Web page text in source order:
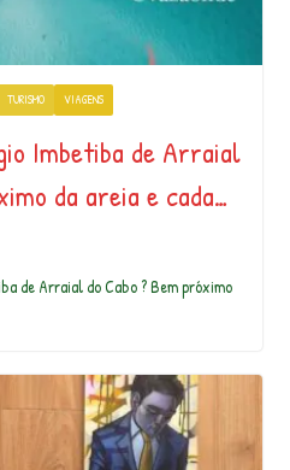
TURISMO VIAGENS
Imbetiba de Arraial
da areia e cada…
de Arraial do Cabo ? Bem próximo